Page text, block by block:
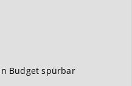
Budget spürbar